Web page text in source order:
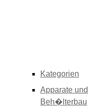
Kategorien
Apparate und
Beh�lterbau